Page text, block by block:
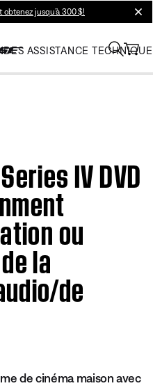
obtenez jusqu’à 300 $!
ASSISTANCE TECHNIQUE
IV DVD
ou
la
de
de cinéma maison avec